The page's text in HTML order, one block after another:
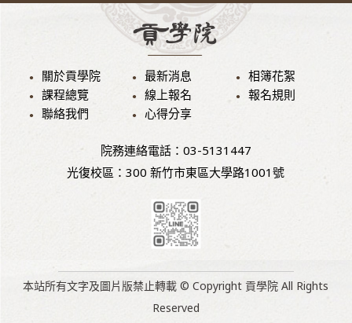
關於貢學院 最新消息
相簿花絮
課程總覽
線上報名
報名規則
聯絡我們
心得分享
院務連絡電話：03-5131447
光復校區：300 新竹市東區大學路1001號
本站所有文字及圖片版禁止轉載 © Copyright 貢學院 All Rights
Reserved